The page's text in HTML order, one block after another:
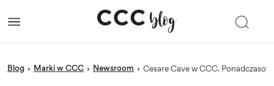
blog › Marki w CCC › newsroom › Cesare Cave w CCC.